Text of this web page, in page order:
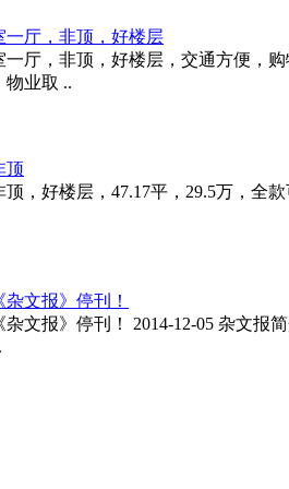
一厅，非顶，好楼层
厅，非顶，好楼层，交通方便，
物业取 ..
顶
，好楼层，47.17平，29.5万，全款
文报》停刊！
文报》停刊！ 2014-12-05 杂文报